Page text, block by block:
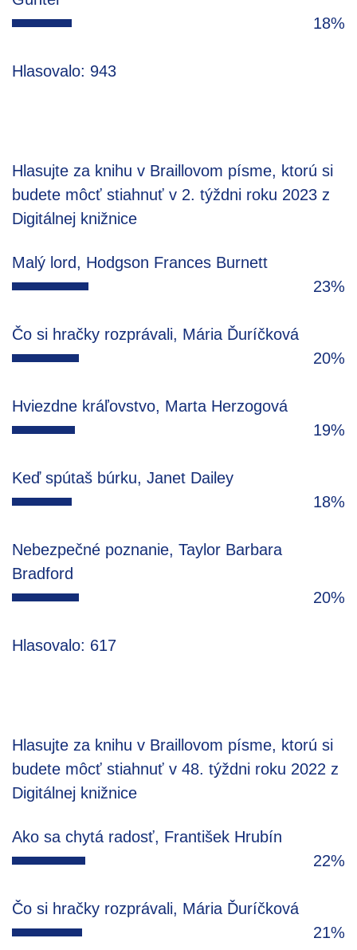
18%
Hlasovalo: 943
Hlasujte za knihu v Braillovom písme, ktorú si
budete môcť stiahnuť v 2. týždni roku 2023 z
Digitálnej knižnice
Malý lord, Hodgson Frances Burnett
23%
Čo si hračky rozprávali, Mária Ďuríčková
20%
Hviezdne kráľovstvo, Marta Herzogová
19%
Keď spútaš búrku, Janet Dailey
18%
Nebezpečné poznanie, Taylor Barbara
Bradford
20%
Hlasovalo: 617
Hlasujte za knihu v Braillovom písme, ktorú si
budete môcť stiahnuť v 48. týždni roku 2022 z
Digitálnej knižnice
Ako sa chytá radosť, František Hrubín
22%
Čo si hračky rozprávali, Mária Ďuríčková
21%